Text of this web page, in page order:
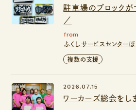
駐車場のブロック
／
from
ふくしサービスセンター
複数の支援
ワーカーズ総会をし
2026.07.15